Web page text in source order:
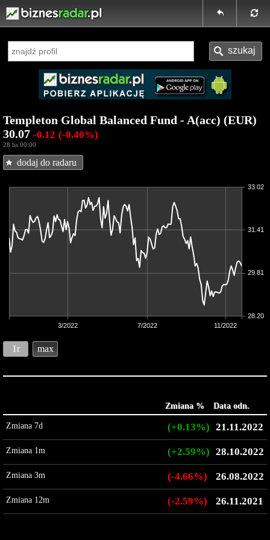
Templeton Global Balanced Fund - A(acc) (EUR)
30.07 -0.12 (-0.40%)
28 lis 00:00
dodaj do radaru
3/2022 7/2022 11/2022
28.20
29.81
31.41
33.02
1r max
Zmiana % Data odn.
Zmiana 7d (+0.13%) 21.11.2022
Zmiana 1m (+2.59%) 28.10.2022
Zmiana 3m (-4.66%) 26.08.2022
Zmiana 12m (-2.59%) 26.11.2021